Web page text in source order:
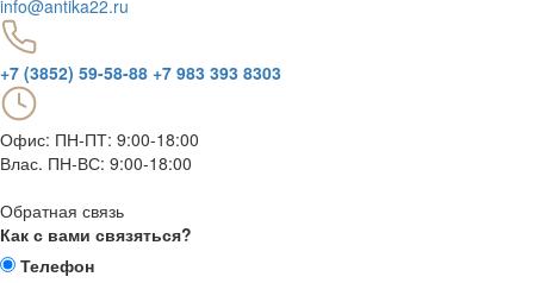
info@antika22.ru
+7 (3852) 59-58-88 +7 983 393 8303
Офис: ПН-ПТ: 9:00-18:00
Влас. ПН-ВС: 9:00-18:00
Обратная связь
Как с вами связяться?
Телефон